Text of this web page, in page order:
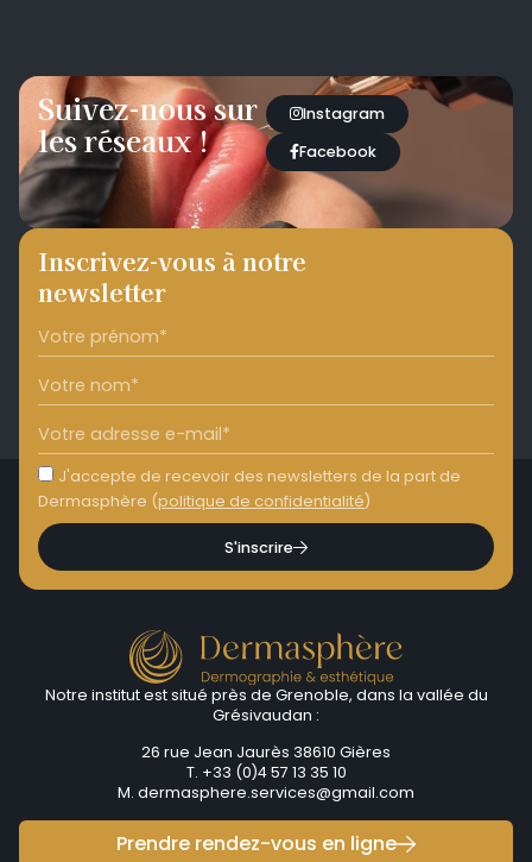
Suivez-nous sur
les réseaux !
Instagram
Facebook
Inscrivez-vous à notre
newsletter
J'accepte de recevoir des newsletters de la part de
Dermasphère (politique de confidentialité)
S'inscrire
Notre institut est situé près de Grenoble, dans la vallée du
Grésivaudan :
26 rue Jean Jaurès 38610 Gières
T. +33 (0)4 57 13 35 10
M. dermasphere.services@gmail.com
Prendre rendez-vous en ligne